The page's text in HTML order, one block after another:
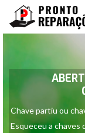
Chave partiu ou
Esqueceu a chaves